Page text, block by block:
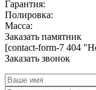
Гарантия:
Полировка:
Масса:
Заказать памятник
[contact-form-7 404
Заказать звонок